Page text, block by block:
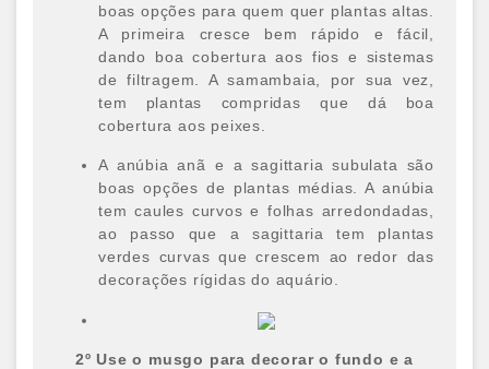
boas opções para quem quer plantas altas.
A primeira cresce bem rápido e fácil,
dando boa cobertura aos fios e sistemas
de filtragem. A samambaia, por sua vez,
tem plantas compridas que dá boa
cobertura aos peixes.
A anúbia anã e a sagittaria subulata são
boas opções de plantas médias. A anúbia
tem caules curvos e folhas arredondadas,
ao passo que a sagittaria tem plantas
verdes curvas que crescem ao redor das
decorações rígidas do aquário.
2º Use o musgo para decorar o fundo e a